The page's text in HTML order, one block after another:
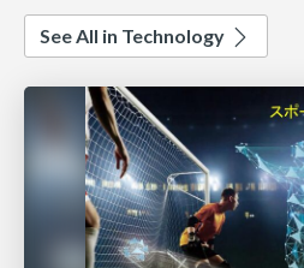
See All in Technology